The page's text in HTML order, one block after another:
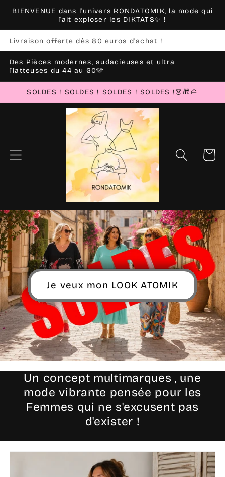
et
passer
contenu
BIENVENUE dans l'univers RONDATOMIK, la mode qui
fait exploser les DIKTATS✨ !
Livraison offerte dès 80 euros d'achat !
Des Pièces modernes, audacieuses et ultra
flatteuses du 44 au 60🩷
SOLDES ! SOLDES ! SOLDES ! SOLDES !👗🎁👜
Panier
Je veux mon LOOK ATOMIK
Un concept multimarques , une
mode vibrante pensée pour les
Femmes qui ne s'excusent pas
d'exister !